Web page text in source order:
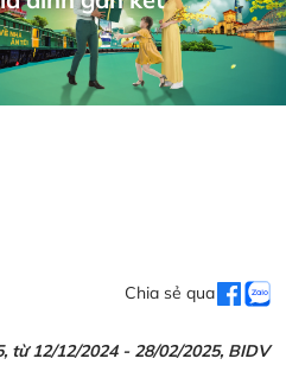
Chia sẻ qua
từ 12/12/2024 - 28/02/2025, BIDV